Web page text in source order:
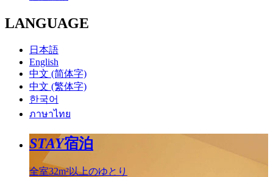
LANGUAGE
日本語
English
中文 (简体字)
中文 (繁体字)
한국어
ภาษาไทย
STAY宿泊
全室32m²以上のゆとり